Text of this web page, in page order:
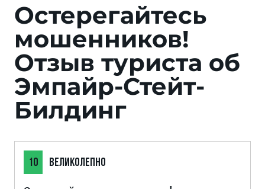
Остерегайтесь
мошенников!
Отзыв туриста об
Эмпайр-Стейт-
Билдинг
10 ВЕЛИКОЛЕПНО